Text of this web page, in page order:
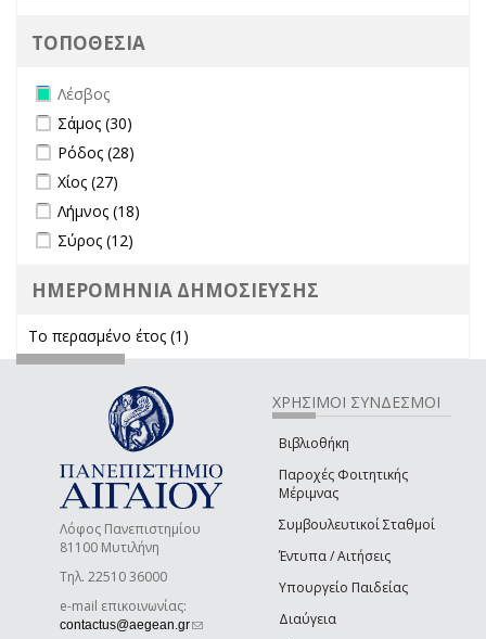
ΤΟΠΟΘΕΣΙΑ
Remove Λέσβος filter
Λέσβος
Apply Σάμος filter
Σάμος (30)
Apply Ρόδος filter
Ρόδος (28)
Apply Χίος filter
Χίος (27)
Apply Λήμνος filter
Λήμνος (18)
Apply Σύρος filter
Σύρος (12)
ΗΜΕΡΟΜΗΝΙΑ ΔΗΜΟΣΙΕΥΣΗΣ
Το περασμένο έτος (1)
Λόφος Πανεπιστημίου
81100 Μυτιλήνη
Τηλ. 22510 36000
e-mail επικοινωνίας:
contactus@aegean.gr(link sends e-mail)
ΧΡΗΣΙΜΟΙ ΣΥΝΔΕΣΜΟΙ
Βιβλιοθήκη
Παροχές Φοιτητικής
Μέριμνας
Συμβουλευτικοί Σταθμοί
Έντυπα / Αιτήσεις
Υπουργείο Παιδείας
Διαύγεια